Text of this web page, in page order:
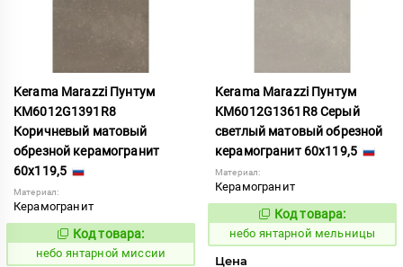
Kerama Marazzi Пунтум
KM6012G1391R8
Коричневый матовый
обрезной керамогранит
60x119,5
Материал:
Керамогранит
1124802
Код товара:
небо янтарной миссии
Kerama Marazzi Пунтум
KM6012G1361R8 Серый
светлый матовый обрезной
керамогранит 60x119,5
Материал:
Керамогранит
1124799
Код товара:
небо янтарной мельницы
Цена